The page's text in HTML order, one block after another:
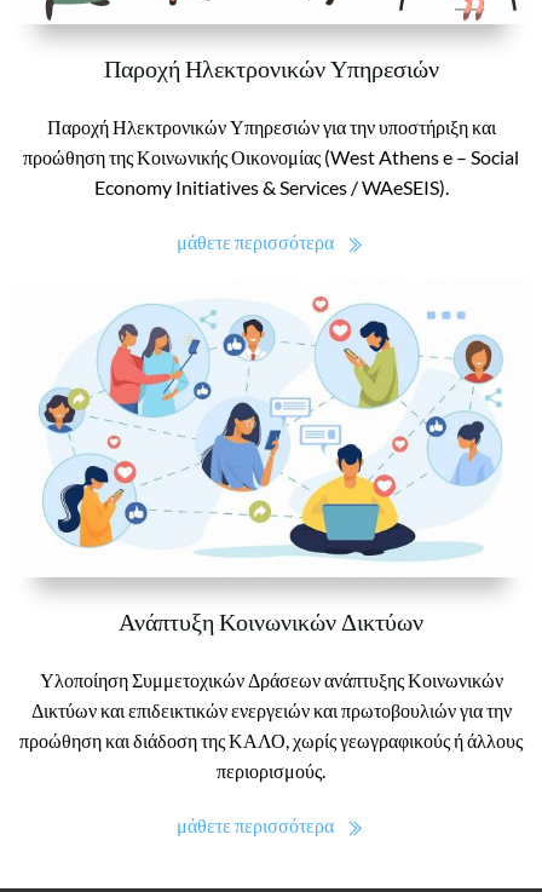
Παροχή Ηλεκτρονικών Υπηρεσιών
Παροχή Ηλεκτρονικών Υπηρεσιών για την υποστήριξη και
προώθηση της Κοινωνικής Οικονομίας (West Athens e – Social
Economy Initiatives & Services / WAeSEIS).
μάθετε περισσότερα
Ανάπτυξη Κοινωνικών Δικτύων
Υλοποίηση Συμμετοχικών Δράσεων ανάπτυξης Κοινωνικών
Δικτύων και επιδεικτικών ενεργειών και πρωτοβουλιών για την
προώθηση και διάδοση της ΚΑΛΟ, χωρίς γεωγραφικούς ή άλλους
περιορισμούς.
μάθετε περισσότερα